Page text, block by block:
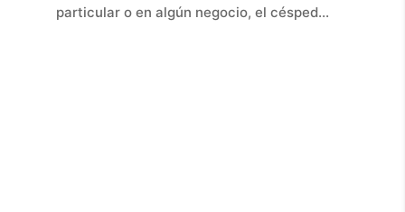
particular o en algún negocio, el césped...